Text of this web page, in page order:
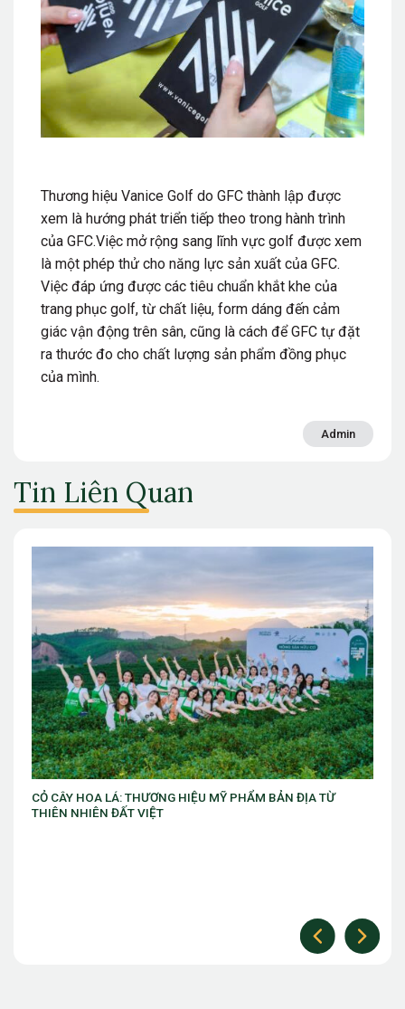
Thương hiệu Vanice Golf do GFC thành lập được
xem là hướng phát triển tiếp theo trong hành trình
của GFC.Việc mở rộng sang lĩnh vực golf được xem
là một phép thử cho năng lực sản xuất của GFC.
Việc đáp ứng được các tiêu chuẩn khắt khe của
trang phục golf, từ chất liệu, form dáng đến cảm
giác vận động trên sân, cũng là cách để GFC tự đặt
ra thước đo cho chất lượng sản phẩm đồng phục
của mình.
Admin
Tin Liên Quan
BẢN ĐỊA TỪ
VIB ra mắt chương trình “VIB Swing – Mở
làm chủ thời cuộc” với ưu đãi Golf lên đến 10